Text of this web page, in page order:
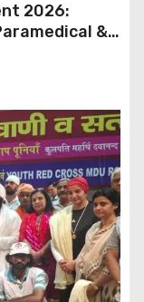
2026:
&
Email